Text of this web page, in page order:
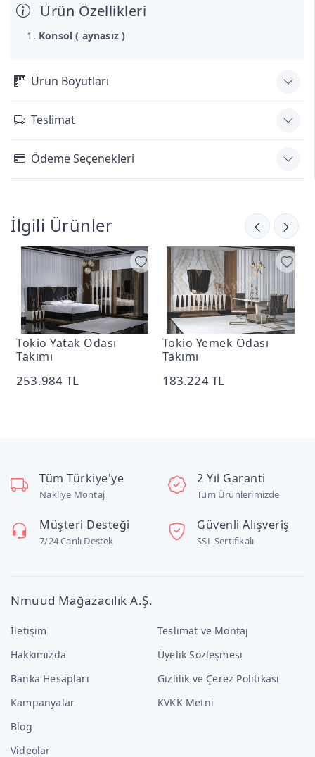
Ürün Özellikleri
Konsol ( aynasız )
Ürün Boyutları
Teslimat
Ödeme Seçenekleri
İlgili Ürünler
Tokio Yatak Odası
Takımı
253.984 TL
Tokio Yemek Odası
Takımı
183.224 TL
Tüm Türkiye'ye
Nakliye Montaj
2 Yıl Garanti
Tüm Ürünlerimizde
Müşteri Desteği
7/24 Canlı Destek
Güvenli Alışveriş
SSL Sertifikalı
Nmuud Mağazacılık A.Ş.
İletişim
Hakkımızda
Banka Hesapları
Kampanyalar
Blog
Videolar
Teslimat ve Montaj
Üyelik Sözleşmesi
Gizlilik ve Çerez Politikası
KVKK Metni